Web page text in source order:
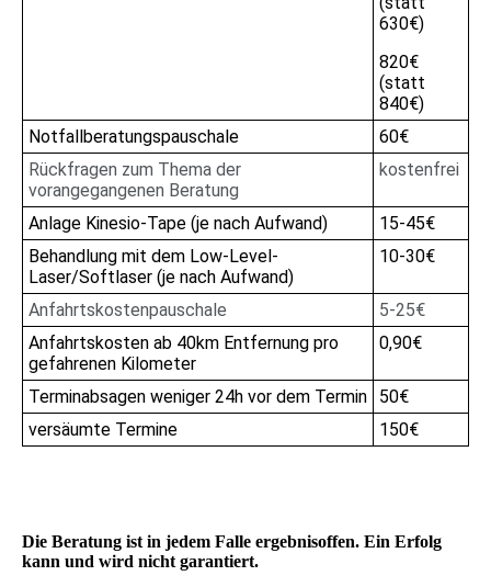
630€)
820€
(statt
840€)
Notfallberatungspauschale
60€
Rückfragen zum Thema der
vorangegangenen Beratung
kostenfrei
Anlage Kinesio-Tape (je nach Aufwand)
15-45€
Behandlung mit dem Low-Level-
Laser/Softlaser (je nach Aufwand)
10-30€
Anfahrtskostenpauschale
5-25€
Anfahrtskosten ab 40km Entfernung pro
gefahrenen Kilometer
0,90€
Terminabsagen weniger 24h vor dem Termin
50€
versäumte Termine
150€
Die Beratung ist in jedem Falle ergebnisoffen. Ein Erfolg
kann und wird nicht garantiert.